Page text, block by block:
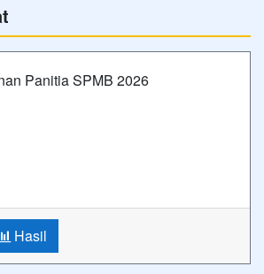
Panitia SPMB 2026
Hasil